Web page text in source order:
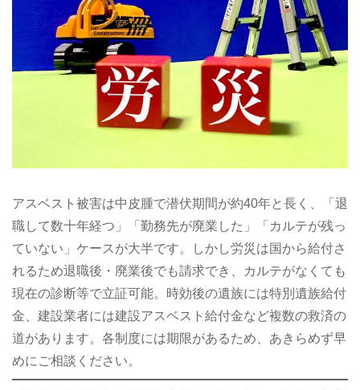
アスベスト被害は中皮腫で潜伏期間が約40年と長く、「退
職して数十年経つ」「勤務先が廃業した」「カルテが残っ
ていない」ケースが大半です。しかし労災は国から給付さ
れるため退職後・廃業後でも請求でき、カルテがなくても
現在の診断等で立証可能。時効後の遺族には特別遺族給付
金、建設業者には建設アスベスト給付金など複数の救済の
道があります。各制度には期限があるため、あきらめず早
めにご相談ください。